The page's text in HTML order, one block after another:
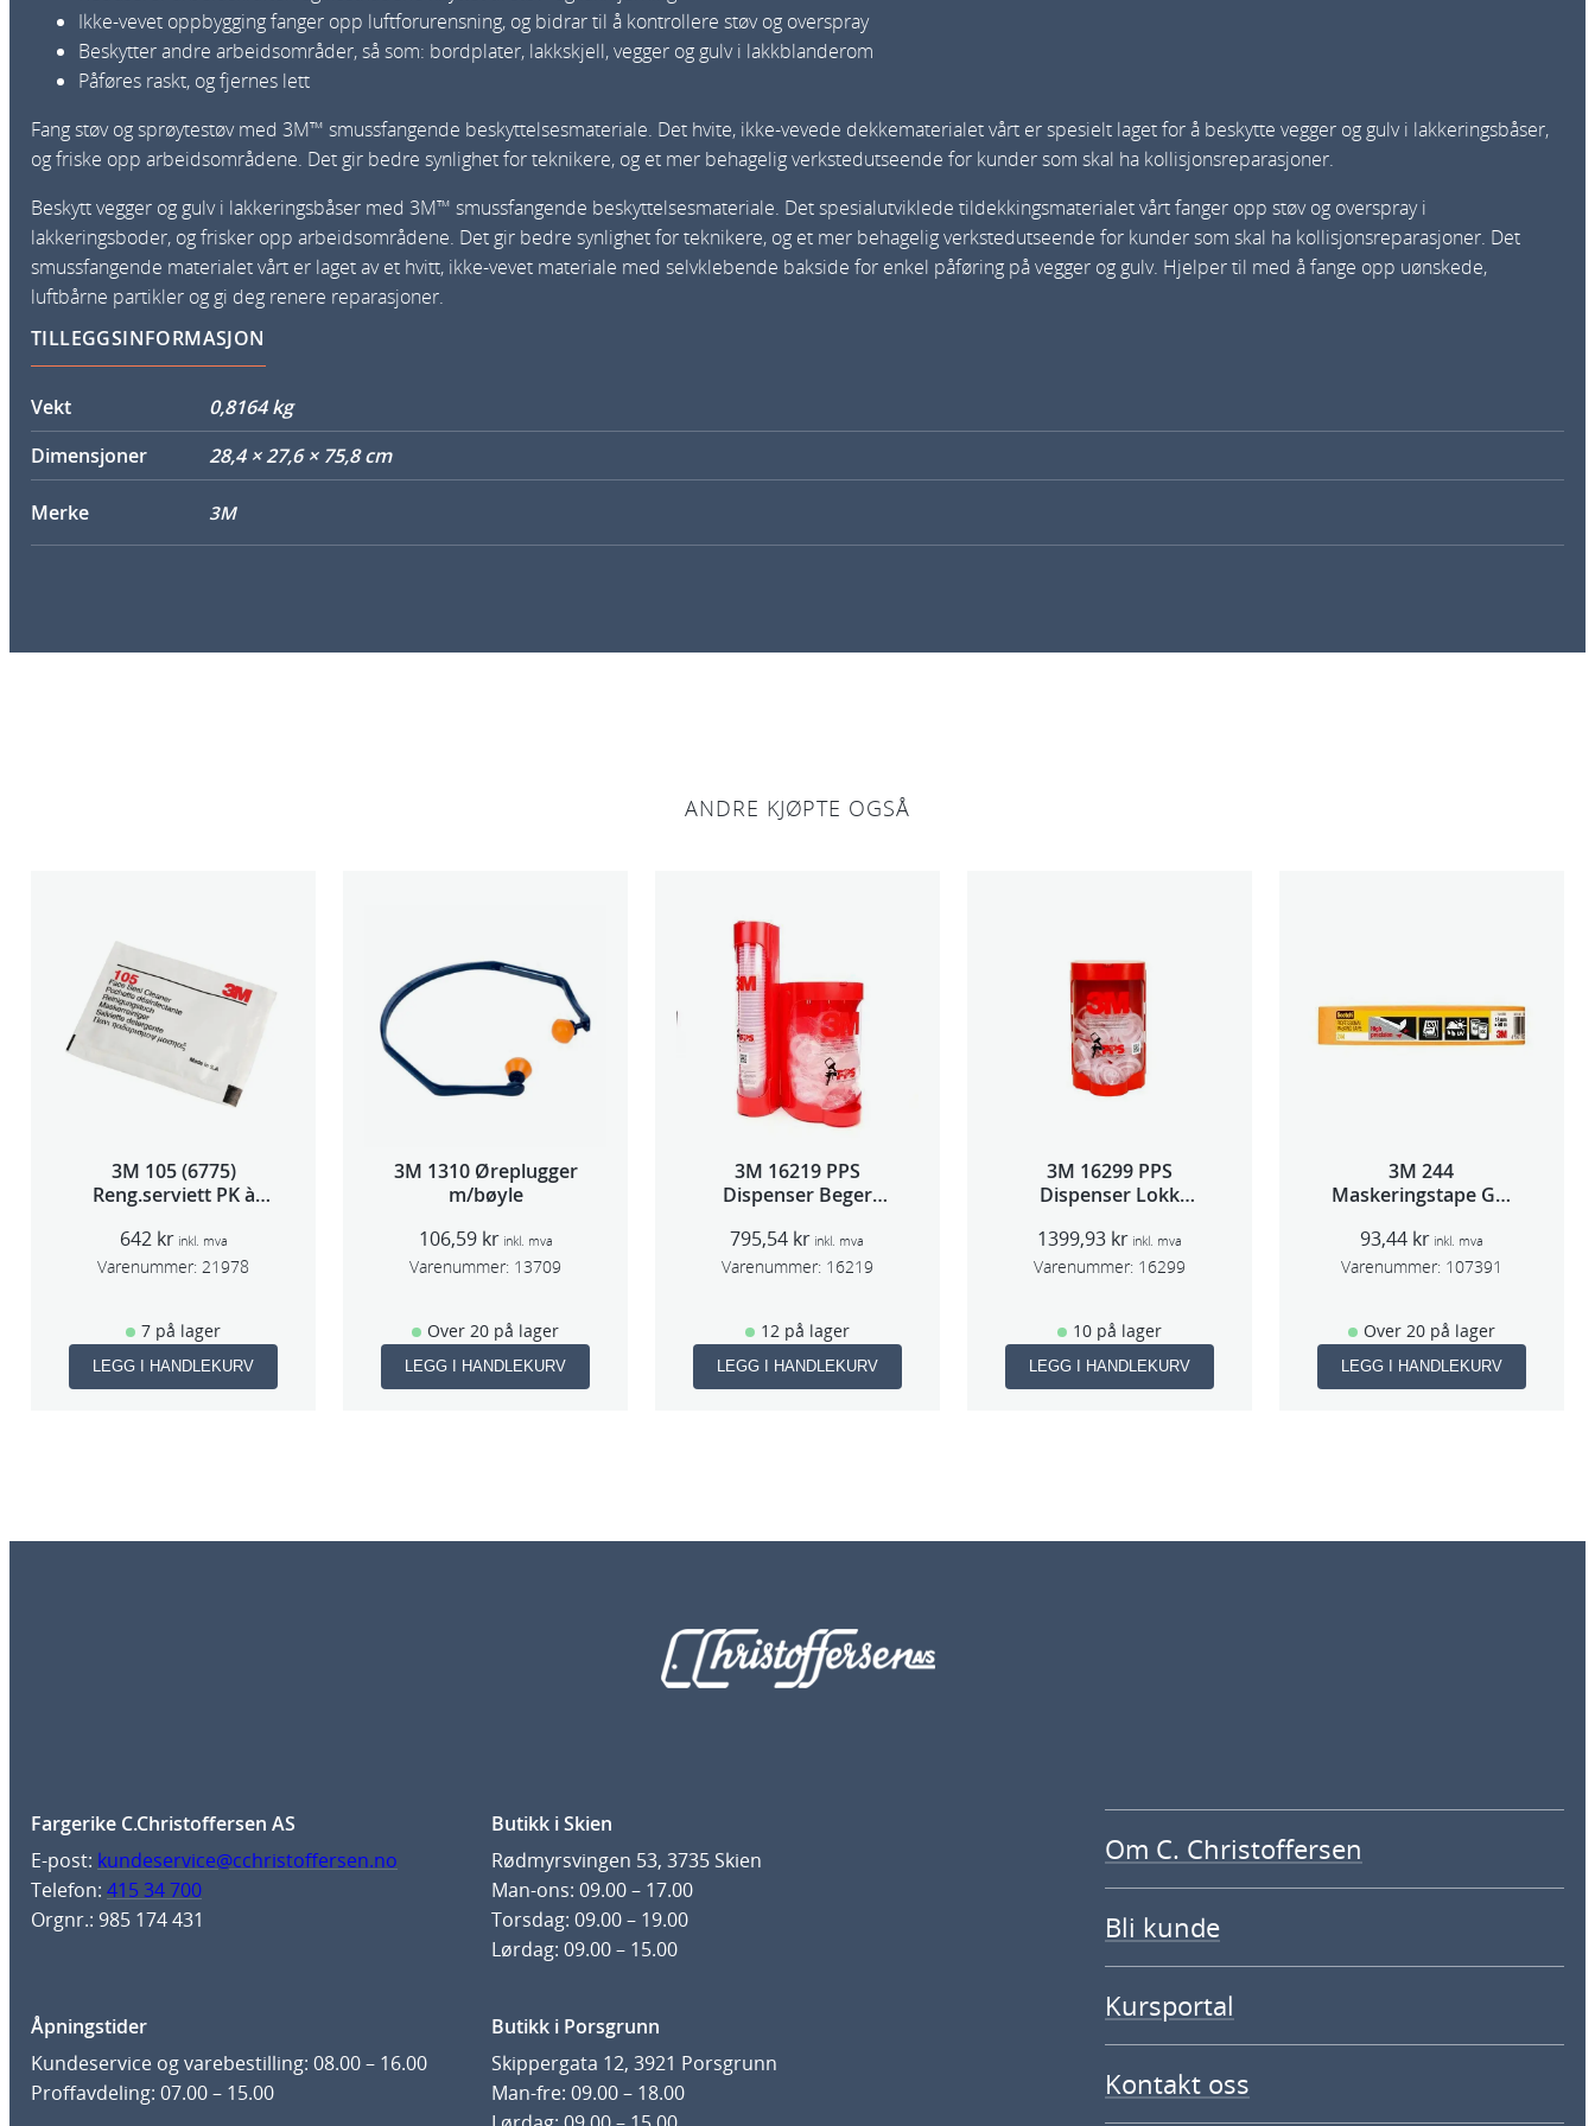
g
7
c
m
x
9
0
a
Ikke-vevet oppbygging fanger opp luftforurensning, og bidrar til å kontrollere støv og overspray
Beskytter andre arbeidsområder, så som: bordplater, lakkskjell, vegger og gulv i lakkblanderom
Påføres raskt, og fjernes lett
Fang støv og sprøytestøv med 3M™ smussfangende beskyttelsesmateriale. Det hvite, ikke-vevede dekkematerialet vårt er spesielt laget for å beskytte vegger og gulv i lakkeringsbåser,
og friske opp arbeidsområdene. Det gir bedre synlighet for teknikere, og et mer behagelig verkstedutseende for kunder som skal ha kollisjonsreparasjoner.
Beskytt vegger og gulv i lakkeringsbåser med 3M™ smussfangende beskyttelsesmateriale. Det spesialutviklede tildekkingsmaterialet vårt fanger opp støv og overspray i
lakkeringsboder, og frisker opp arbeidsområdene. Det gir bedre synlighet for teknikere, og et mer behagelig verkstedutseende for kunder som skal ha kollisjonsreparasjoner. Det
smussfangende materialet vårt er laget av et hvitt, ikke-vevet materiale med selvklebende bakside for enkel påføring på vegger og gulv. Hjelper til med å fange opp uønskede,
luftbårne partikler og gi deg renere reparasjoner.
TILLEGGSINFORMASJON
Vekt
0,8164 kg
Dimensjoner
28,4 × 27,6 × 75,8 cm
Merke 3M
ANDRE KJØPTE OGSÅ
3M 105 (6775)
Reng.serviett PK à
642 kr inkl. mva
Varenummer: 21978
7 på lager
LEGG I HANDLEKURV
3M 1310 Øreplugger
m/bøyle
106,59 kr inkl. mva
Varenummer: 13709
Over 20 på lager
LEGG I HANDLEKURV
3M 16219 PPS
Dispenser Beger
795,54 kr inkl. mva
Varenummer: 16219
12 på lager
LEGG I HANDLEKURV
3M 16299 PPS
Dispenser Lokk
1399,93 kr inkl. mva
Varenummer: 16299
10 på lager
LEGG I HANDLEKURV
3M 244
Maskeringstape Gul
93,44 kr inkl. mva
Varenummer: 107391
Over 20 på lager
LEGG I HANDLEKURV
Fargerike C.Christoffersen AS
E-post: kundeservice@cchristoffersen.no
Telefon: 415 34 700
Orgnr.: 985 174 431
Butikk i Skien
Rødmyrsvingen 53, 3735 Skien
Man-ons: 09.00 – 17.00
Torsdag: 09.00 – 19.00
Lørdag: 09.00 – 15.00
Åpningstider
Kundeservice og varebestilling: 08.00 – 16.00
Proffavdeling: 07.00 – 15.00
Butikk i Porsgrunn
Skippergata 12, 3921 Porsgrunn
Man-fre: 09.00 – 18.00
Om C. Christoffersen
Bli kunde
Kursportal
Kontakt oss